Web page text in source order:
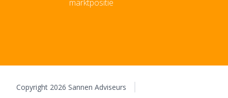
Copyright 2026 Sannen Adviseurs